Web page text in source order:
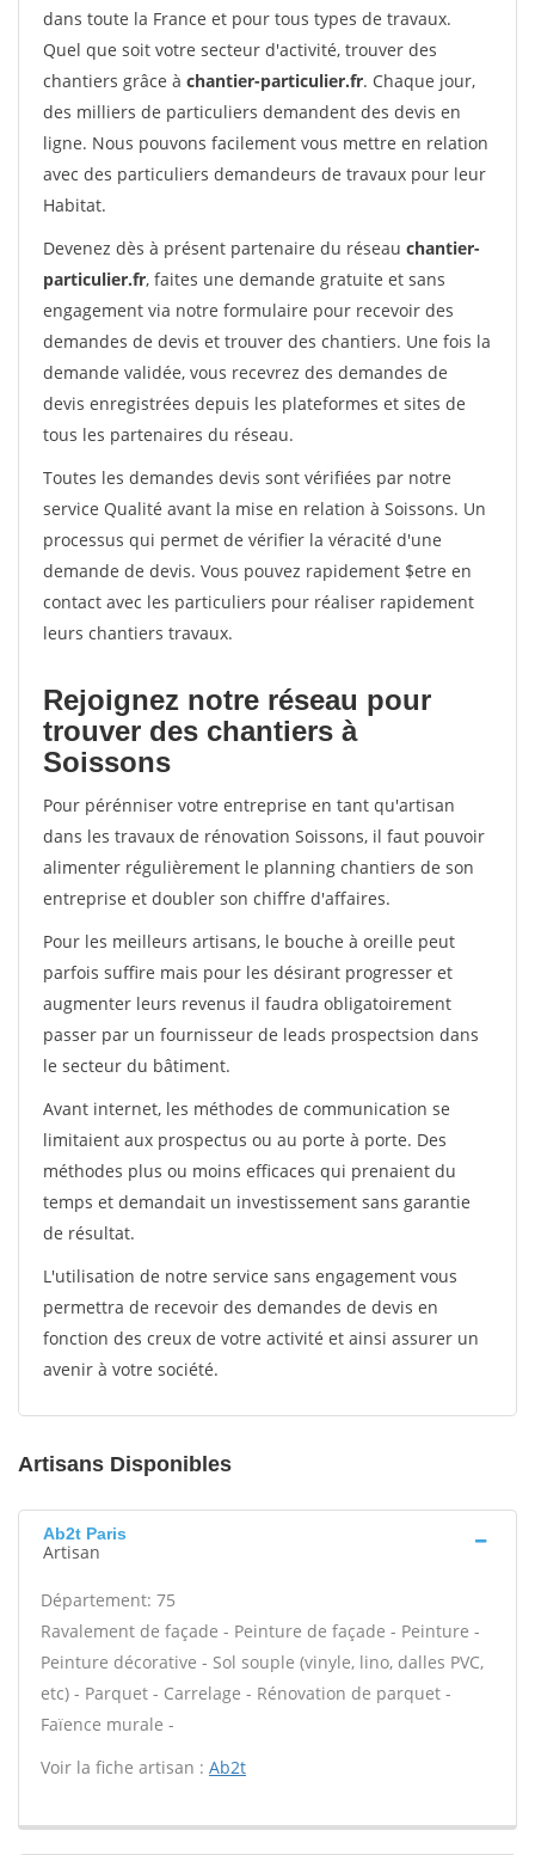
dans toute la France et pour tous types de travaux.
Quel que soit votre secteur d'activité, trouver des
chantiers grâce à chantier-particulier.fr. Chaque jour,
des milliers de particuliers demandent des devis en
ligne. Nous pouvons facilement vous mettre en relation
avec des particuliers demandeurs de travaux pour leur
Habitat.
Devenez dès à présent partenaire du réseau chantier-
particulier.fr, faites une demande gratuite et sans
engagement via notre formulaire pour recevoir des
demandes de devis et trouver des chantiers. Une fois la
demande validée, vous recevrez des demandes de
devis enregistrées depuis les plateformes et sites de
tous les partenaires du réseau.
Toutes les demandes devis sont vérifiées par notre
service Qualité avant la mise en relation à Soissons. Un
processus qui permet de vérifier la véracité d'une
demande de devis. Vous pouvez rapidement $etre en
contact avec les particuliers pour réaliser rapidement
leurs chantiers travaux.
Rejoignez notre réseau pour
trouver des chantiers à
Soissons
Pour pérénniser votre entreprise en tant qu'artisan
dans les travaux de rénovation Soissons, il faut pouvoir
alimenter régulièrement le planning chantiers de son
entreprise et doubler son chiffre d'affaires.
Pour les meilleurs artisans, le bouche à oreille peut
parfois suffire mais pour les désirant progresser et
augmenter leurs revenus il faudra obligatoirement
passer par un fournisseur de leads prospectsion dans
le secteur du bâtiment.
Avant internet, les méthodes de communication se
limitaient aux prospectus ou au porte à porte. Des
méthodes plus ou moins efficaces qui prenaient du
temps et demandait un investissement sans garantie
de résultat.
L'utilisation de notre service sans engagement vous
permettra de recevoir des demandes de devis en
fonction des creux de votre activité et ainsi assurer un
avenir à votre société.
Artisans Disponibles
Ab2t Paris
Artisan
Département: 75
Ravalement de façade - Peinture de façade - Peinture -
Peinture décorative - Sol souple (vinyle, lino, dalles PVC,
etc) - Parquet - Carrelage - Rénovation de parquet -
Faïence murale -
Voir la fiche artisan : Ab2t